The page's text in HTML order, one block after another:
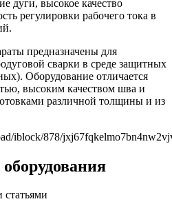
дуги, высокое качество
регулировки рабочего тока в
предназначены для
сварки в среде защитных
Оборудование отличается
высоким качеством шва и
различной толщины и из
iblock/878/
статьями